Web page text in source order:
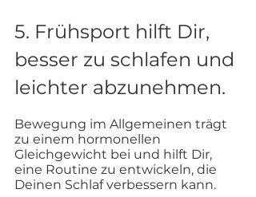
5. Frühsport hilft Dir,
besser zu schlafen und
leichter abzunehmen.
Bewegung im Allgemeinen trägt
zu einem hormonellen
Gleichgewicht bei und hilft Dir,
eine Routine zu entwickeln, die
Deinen Schlaf verbessern kann.